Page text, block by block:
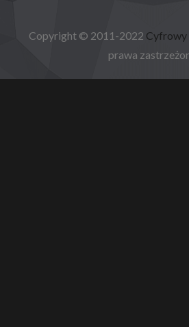
Copyright © 2011-2022 Cyfrowy
prawa